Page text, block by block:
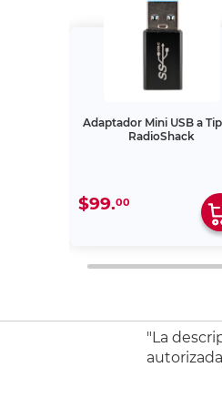
Adaptador Mini USB a
RadioShack
$99.00
"La